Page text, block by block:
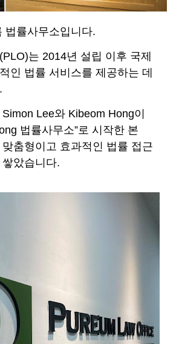
법률사무소입니다.
는 2014년 설립 이후 국제
인 법률 서비스를 제공하는 데
Lee와 Kibeom Hong이
법률사무소”로 시작한 본
춤형이고 효과적인 법률 접근
았습니다.